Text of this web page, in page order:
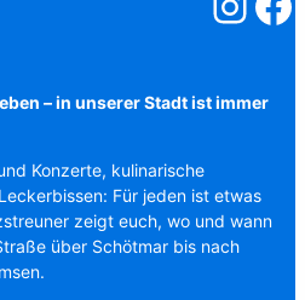
– in unserer Stadt ist immer
Konzerte, kulinarische
Für jeden ist etwas
zeigt euch, wo und wann
über Schötmar bis nach